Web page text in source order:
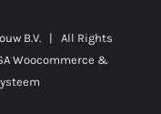
B.V. | All Rights
Woocommerce &